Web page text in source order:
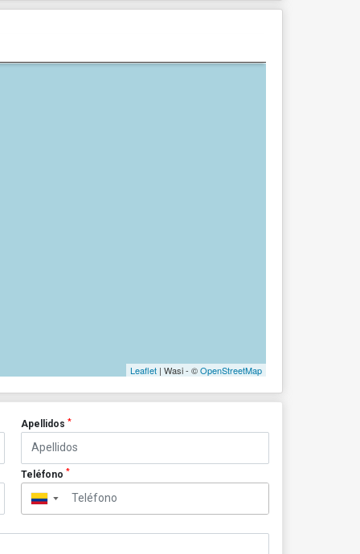
Leaflet | Wasi - ©OpenStreetMap
Apellidos *
Teléfono *
▼